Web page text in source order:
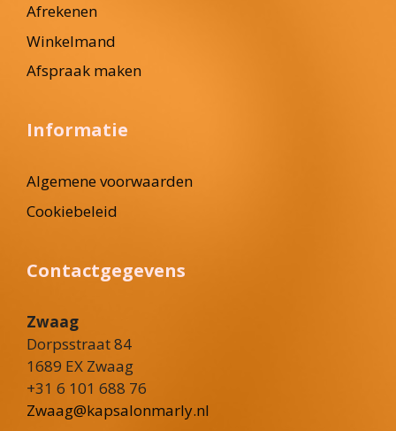
Afrekenen
Winkelmand
Afspraak maken
Informatie
Algemene voorwaarden
Cookiebeleid
Contactgegevens
Zwaag
Dorpsstraat 84
1689 EX Zwaag
+31 6 101 688 76
Zwaag@kapsalonmarly.nl